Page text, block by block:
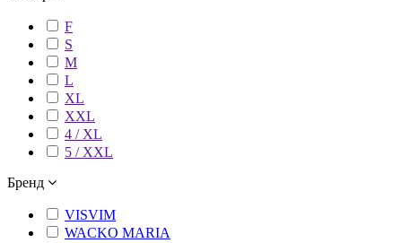
F
S
M
L
XL
XXL
4 / XL
5 / XXL
Бренд
VISVIM
WACKO MARIA